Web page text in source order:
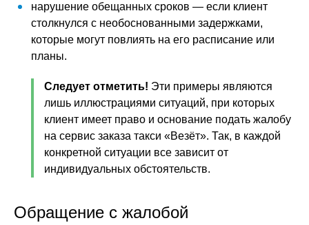
нарушение обещанных сроков — если клиент
столкнулся с необоснованными задержками,
которые могут повлиять на его расписание или
планы.
Следует отметить! Эти примеры являются
лишь иллюстрациями ситуаций, при которых
клиент имеет право и основание подать жалобу
на сервис заказа такси «Везёт». Так, в каждой
конкретной ситуации все зависит от
индивидуальных обстоятельств.
Обращение с жалобой